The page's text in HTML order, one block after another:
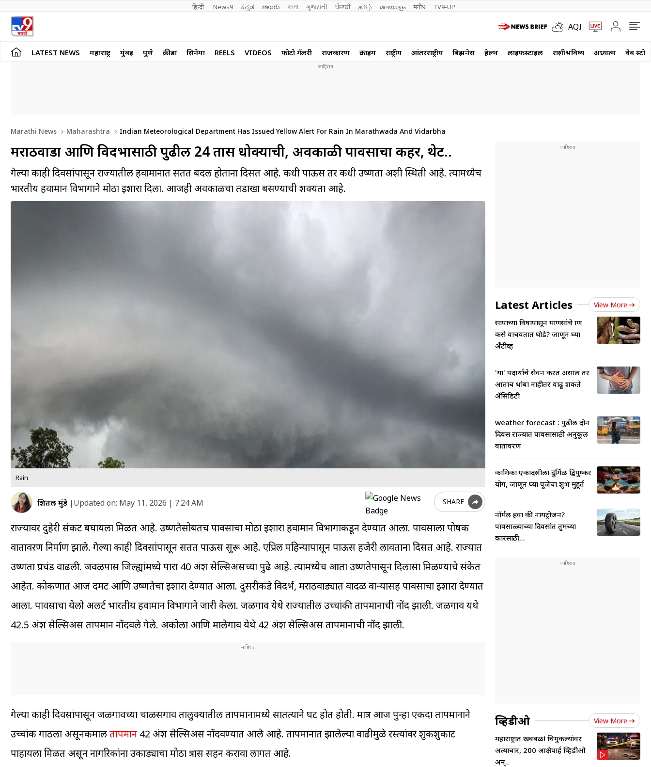
हिन्दी News9 ಕನ್ನಡ తెలుగు বাংলা ગુજરાતી ਪੰਜਾਬੀ தமிழ் മലയാളം मनी9 TV9-UP
AQI
LATEST NEWS महाराष्ट्र मुंबई पुणे क्रीडा सिनेमा REELS VIDEOS फोटो गॅलरी राजकारण क्राईम राष्ट्रीय आंतरराष्ट्रीय बिझनेस हेल्थ लाईफस्टाईल राशीभविष्य अध्यात्म वेब
Marathi News Maharashtra Indian Meteorological Department Has Issued Yellow Alert For Rain In Marathwada And Vidarbha
मराठवाडा आणि विदर्भासाठी पुढील 24 तास धोक्याची, अवकाळी पावसाचा कहर, थेट..
गेल्या काही दिवसांपासून राज्यातील हवामानात सतत बदल होताना दिसत आहे. कधी पाऊस तर कधी उष्णता अशी स्थिती आहे. त्यामध्येच
भारतीय हवामान विभागाने मोठा इशारा दिला. आजही अवकाळीचा तडाखा बसण्याची शक्यता आहे.
Rain
शितल मुंडे |Updated on: May 11, 2026 | 7:24 AM SHARE
राज्यावर दुहेरी संकट बघायला मिळत आहे. उष्णतेसोबतच पावसाचा मोठा इशारा हवामान विभागाकडून देण्यात आला. पावसाला पोषक
वातावरण निर्माण झाले. गेल्या काही दिवसांपासून सतत पाऊस सुरू आहे. एप्रिल महिन्यापासून पाऊस हजेरी लावताना दिसत आहे. राज्यात
उष्णता प्रचंड वाढली. जवळपास जिल्ह्यांमध्ये पारा 40 अंश सेल्सिअसच्या पुढे आहे. त्यामध्येच आता उष्णतेपासून दिलासा मिळण्याचे संकेत
आहेत. कोकणात आज दमट आणि उष्णतेचा इशारा देण्यात आला. दुसरीकडे विदर्भ, मराठवाड्यात वादळी वाऱ्यासह पावसाचा इशारा देण्यात
आला. पावसाचा येलो अलर्ट भारतीय हवामान विभागाने जारी केला. जळगाव येथे राज्यातील उच्चांकी तापमानाची नोंद झाली. जळगाव यथे
42.5 अंश सेल्सिअस तापमान नोंदवले गेले. अकोला आणि मालेगाव येथे 42 अंश सेल्सिअस तापमानाची नोंद झाली.
गेल्या काही दिवसांपासून जळगावच्या चाळीसगाव तालुक्यातील तापमानामध्ये सातत्याने घट होत होती. मात्र आज पुन्हा एकदा तापमानाने
उच्चांक गाठला असूनकमालतापमान 42 अंश सेल्सिअस नोंदवण्यात आले आहे. तापमानात झालेल्या वाढीमुळे रस्त्यांवर शुकशुकाट
पाहायला मिळत असून नागरिकांना उकाड्याचा मोठा त्रास सहन करावा लागत आहे.
Latest Articles View More
सापाच्या विषापासून माणसांचे प्राण
कसे वाचवतात घोडे? जाणून घ्या
अँटीव्ह
'या' पदार्थांचे सेवन करत असाल तर
आताच थांबा नाहीतर वाढू शकते
ॲसिडिटी
weather forecast : पुढील दोन
दिवस राज्यात पावसासाठी अनुकूल
वातावरण
कामिका एकादशीला दुर्मिळ द्विपुष्कर
योग, जाणून घ्या पूजेचा शुभ मुहूर्त
नॉर्मल हवा की नायट्रोजन?
पावसाळ्याच्या दिवसांत तुमच्या
कारसाठी...
व्हिडीओ View More
महाराष्ट्रात खबबळ! चिमुकल्यांवर
अत्याचार, 200 आक्षेपार्ह व्हिडीओ
अन्..